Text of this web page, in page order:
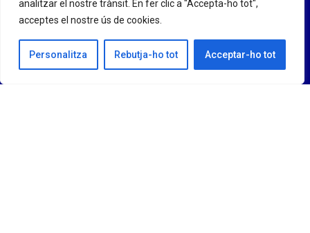
analitzar el nostre trànsit. En fer clic a "Accepta-ho tot",
acceptes el nostre ús de cookies.
Personalitza Rebutja-ho tot Acceptar-ho tot